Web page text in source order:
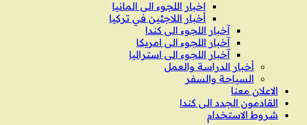
اخبار اللجوء الى المانيا
أخبار اللاجئين في تركيا
آخبار اللجوء الى كندا
آخبار اللجوء الى امريكا
آخبار اللجوء الى استراليا
أخبار الدراسة والعمل
السياحة والسفر
الاعلان معنا
القادمون الجدد الى كندا
شروط الاستخدام